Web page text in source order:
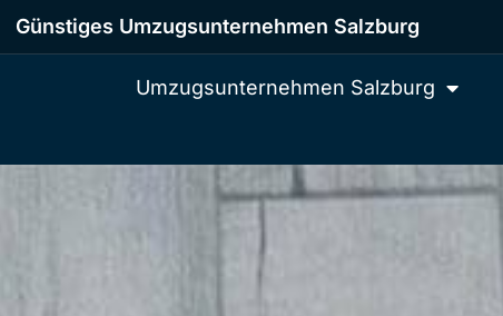
Günstiges Umzugsunternehmen Salzburg
Umzugsunternehmen Salzburg